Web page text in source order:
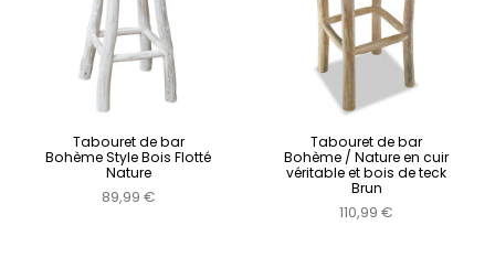
Tabouret de bar
Bohème Style Bois Flotté
Nature
89,99 €
Tabouret de bar
Bohème / Nature en cuir
véritable et bois de teck
Brun
110,99 €